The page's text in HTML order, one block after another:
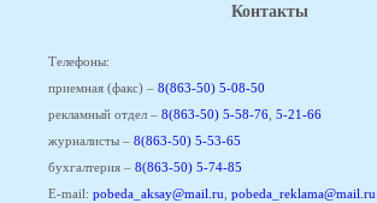
Контакты
Телефоны:
приемная (факс) – 8(863-50) 5-08-50
рекламный отдел – 8(863-50) 5-58-76, 5-21-66
журналисты – 8(863-50) 5-53-65
бухгалтерия – 8(863-50) 5-74-85
E-mail: pobeda_aksay@mail.ru, pobeda_reklama@mail.ru